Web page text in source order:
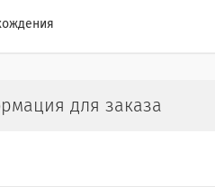
для заказа